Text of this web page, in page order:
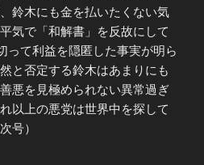
鈴木にも金を払いたくない気
気で「和解書」を反故にして
って利益を隠匿した事実が明ら
と否定する鈴木はあまりにも
悪を見極められない異常過ぎ
以上の悪党は世界中を探して
号）